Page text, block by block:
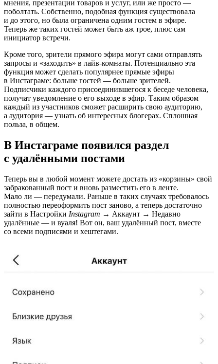
мнения, презентации товаров и услуг, или же просто —
поболтать. Собственно, подобная функция существовала
и до этого, но была ограничена одним гостем в эфире.
Теперь же таких гостей может быть аж трое, плюс сам
инициатор встречи.
Кроме того, зрители прямого эфира могут сами отправлять
запросы и «заходить» в лайв-комнаты. Потенциально эта
функция может сделать популярнее прямые эфиры
в Инстаграме: больше гостей — больше зрителей.
Подписчики каждого присоединившегося к беседе человека,
получат уведомление о его выходе в эфир. Таким образом
каждый из участников сможет расширить свою аудиторию,
а аудитория — узнать об интересных блогерах. Сплошная
польза, в общем.
В Инстаграме появился раздел
с удалёнными постами
Теперь вы в любой момент можете достать из «корзины» свой
забракованный пост и вновь разместить его в ленте.
Мало ли — передумали. Раньше в таких случаях требовалось
полностью переоформить пост заново, а теперь достаточно
зайти в Настройки Instagram → Аккаунт → Недавно
удалённые — и вуаля! Вот он, ваш удалённый пост, вместе
со всеми подписями и хештегами.